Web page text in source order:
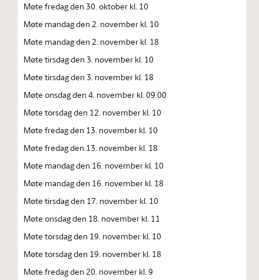
Møte fredag den 30. oktober kl. 10
Møte mandag den 2. november kl. 10
Møte mandag den 2. november kl. 18
Møte tirsdag den 3. november kl. 10
Møte tirsdag den 3. november kl. 18
Møte onsdag den 4. november kl. 09.00
Møte torsdag den 12. november kl. 10
Møte fredag den 13. november kl. 10
Møte fredag den 13. november kl. 18
Møte mandag den 16. november kl. 10
Møte mandag den 16. november kl. 18
Møte tirsdag den 17. november kl. 10
Møte onsdag den 18. november kl. 11
Møte torsdag den 19. november kl. 10
Møte torsdag den 19. november kl. 18
Møte fredag den 20. november kl. 9